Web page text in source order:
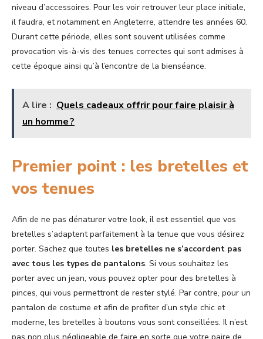
niveau d’accessoires. Pour les voir retrouver leur place initiale,
il faudra, et notamment en Angleterre, attendre les années 60.
Durant cette période, elles sont souvent utilisées comme
provocation vis-à-vis des tenues correctes qui sont admises à
cette époque ainsi qu’à l’encontre de la bienséance.
A lire : Quels cadeaux offrir pour faire plaisir à
un homme ?
Premier point : les bretelles et
vos tenues
Afin de ne pas dénaturer votre look, il est essentiel que vos
bretelles s’adaptent parfaitement à la tenue que vous désirez
porter. Sachez que toutes les bretelles ne s’accordent pas
avec tous les types de pantalons. Si vous souhaitez les
porter avec un jean, vous pouvez opter pour des bretelles à
pinces, qui vous permettront de rester stylé. Par contre, pour un
pantalon de costume et afin de profiter d’un style chic et
moderne, les bretelles à boutons vous sont conseillées. Il n’est
pas non plus négligeable de faire en sorte que votre paire de